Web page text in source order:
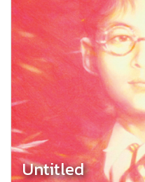
Untitled